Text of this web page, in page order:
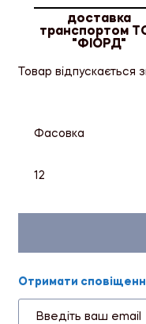
доставка
транспортом
"ФІОРД"
Товар
Фасовка
12
Отримати